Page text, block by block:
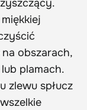
obszarach,
plamach.
zlewu spłucz